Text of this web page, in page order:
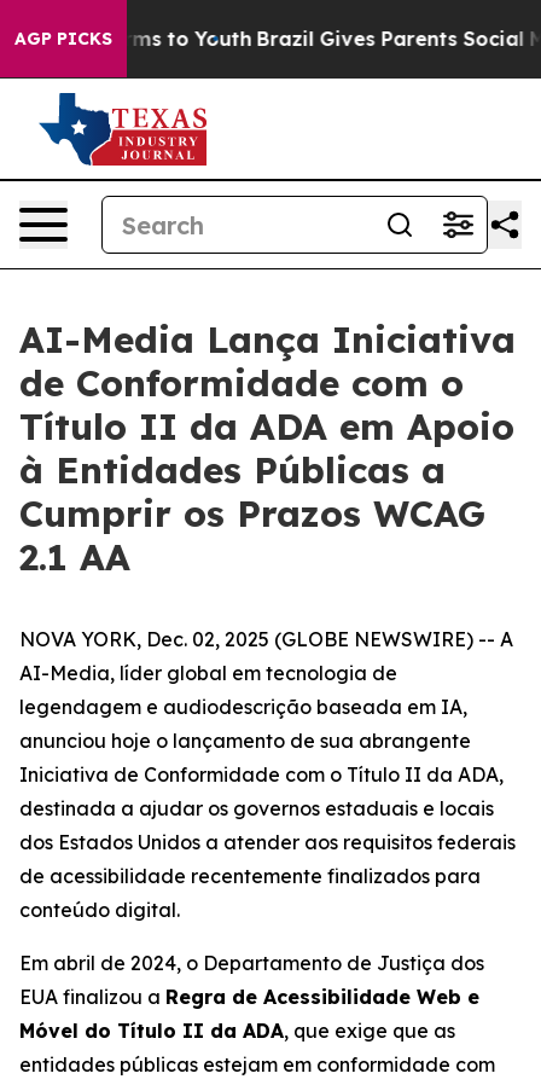
AGP PICKS
Harms to Youth Brazil Gives Parents Social
AI-Media Lança Iniciativa
de Conformidade com o
Título II da ADA em Apoio
à Entidades Públicas a
Cumprir os Prazos WCAG
2.1 AA
NOVA YORK, Dec. 02, 2025 (GLOBE NEWSWIRE) -- A
AI-Media, líder global em tecnologia de
legendagem e audiodescrição baseada em IA,
anunciou hoje o lançamento de sua abrangente
Iniciativa de Conformidade com o Título II da ADA,
destinada a ajudar os governos estaduais e locais
dos Estados Unidos a atender aos requisitos federais
de acessibilidade recentemente finalizados para
conteúdo digital.
Em abril de 2024, o Departamento de Justiça dos
EUA finalizou a Regra de Acessibilidade Web e
Móvel do Título II da ADA, que exige que as
entidades públicas estejam em conformidade com